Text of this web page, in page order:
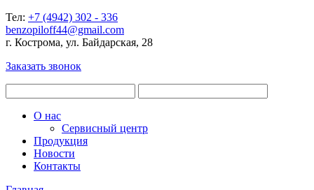
Тел: +7 (4942) 302 - 336
benzopiloff44@gmail.com
г. Кострома, ул. Байдарская, 28
Заказать звонок
О нас
Сервисный центр
Продукция
Новости
Контакты